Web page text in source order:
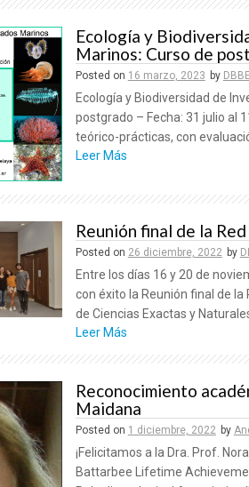
Ecología y
Marinos: Curso de
Posted on 16 marzo, 2023 by
Ecología y Biodiversidad de
postgrado – Fecha: 31 julio al
teórico-prácticas, con
Leer Más
Reunión final de la
Posted on 26 diciembre, 2022 by
Entre los días 16 y 20 de
con éxito la Reunión final de la
de Ciencias Exactas y
Leer Más
Reconocimiento
Maidana
Posted on 1 diciembre, 2022 by
¡Felicitamos a la Dra. Prof.
Battarbee Lifetime